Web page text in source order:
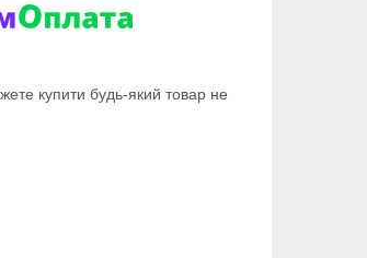
купити будь-який товар не